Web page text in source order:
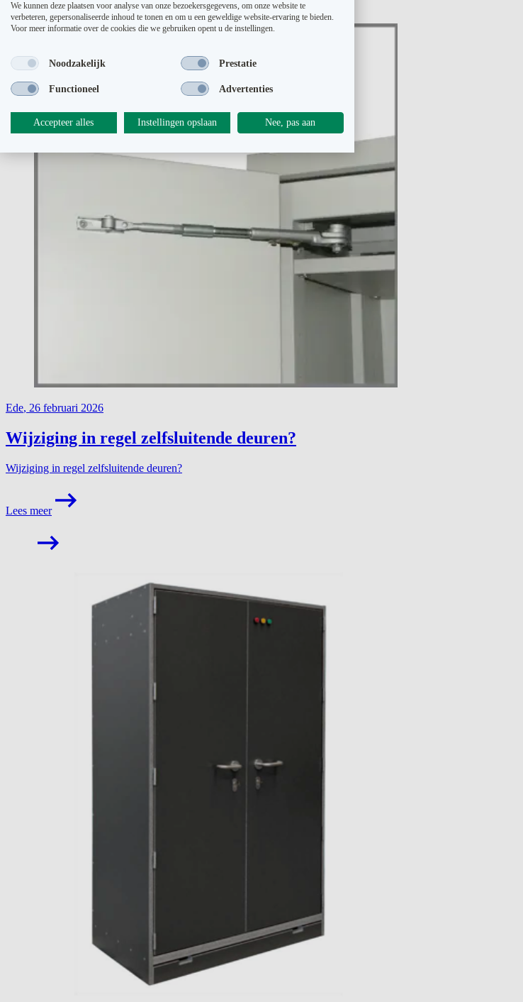
Ede, 26 februari 2026
Wijziging in regel zelfsluitende deuren?
Wijziging in regel zelfsluitende deuren?
Lees meer
We kunnen deze plaatsen voor analyse van onze bezoekersgegevens, om onze website te
verbeteren, gepersonaliseerde inhoud te tonen en om u een geweldige website-ervaring te bieden.
Voor meer informatie over de cookies die we gebruiken opent u de instellingen.
Noodzakelijk Prestatie
Functioneel Advertenties
Accepteer alles Instellingen opslaan Nee, pas aan